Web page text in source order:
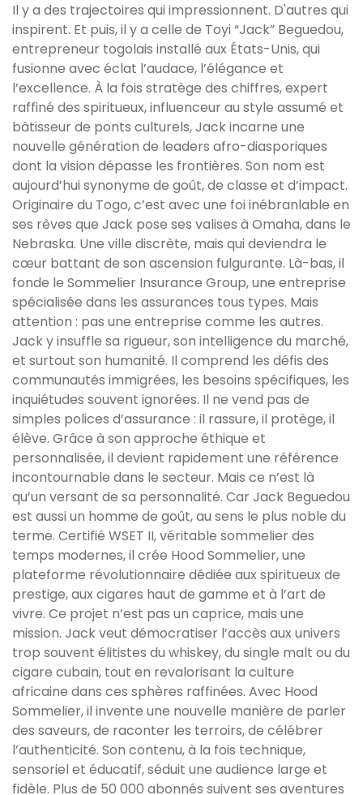
Il y a des trajectoires qui impressionnent. D'autres qui
inspirent. Et puis, il y a celle de Toyi “Jack” Beguedou,
entrepreneur togolais installé aux États-Unis, qui
fusionne avec éclat l’audace, l’élégance et
l’excellence. À la fois stratège des chiffres, expert
raffiné des spiritueux, influenceur au style assumé et
bâtisseur de ponts culturels, Jack incarne une
nouvelle génération de leaders afro-diasporiques
dont la vision dépasse les frontières. Son nom est
aujourd’hui synonyme de goût, de classe et d’impact.
Originaire du Togo, c’est avec une foi inébranlable en
ses rêves que Jack pose ses valises à Omaha, dans le
Nebraska. Une ville discrète, mais qui deviendra le
cœur battant de son ascension fulgurante. Là-bas, il
fonde le Sommelier Insurance Group, une entreprise
spécialisée dans les assurances tous types. Mais
attention : pas une entreprise comme les autres.
Jack y insuffle sa rigueur, son intelligence du marché,
et surtout son humanité. Il comprend les défis des
communautés immigrées, les besoins spécifiques, les
inquiétudes souvent ignorées. Il ne vend pas de
simples polices d’assurance : il rassure, il protège, il
élève. Grâce à son approche éthique et
personnalisée, il devient rapidement une référence
incontournable dans le secteur. Mais ce n’est là
qu’un versant de sa personnalité. Car Jack Beguedou
est aussi un homme de goût, au sens le plus noble du
terme. Certifié WSET II, véritable sommelier des
temps modernes, il crée Hood Sommelier, une
plateforme révolutionnaire dédiée aux spiritueux de
prestige, aux cigares haut de gamme et à l’art de
vivre. Ce projet n’est pas un caprice, mais une
mission. Jack veut démocratiser l’accès aux univers
trop souvent élitistes du whiskey, du single malt ou du
cigare cubain, tout en revalorisant la culture
africaine dans ces sphères raffinées. Avec Hood
Sommelier, il invente une nouvelle manière de parler
des saveurs, de raconter les terroirs, de célébrer
l’authenticité. Son contenu, à la fois technique,
sensoriel et éducatif, séduit une audience large et
fidèle. Plus de 50 000 abonnés suivent ses aventures